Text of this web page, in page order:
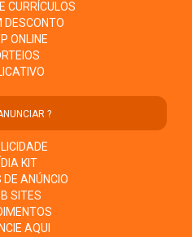
CURRÍCULOS
DESCONTO
ONLINE
?
KIT
DE ANÚNCIO
SITES
AQUI